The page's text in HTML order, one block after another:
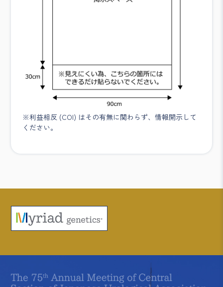
※利益相反 (COI) はその有無に関わらず、情報開示して
ください。